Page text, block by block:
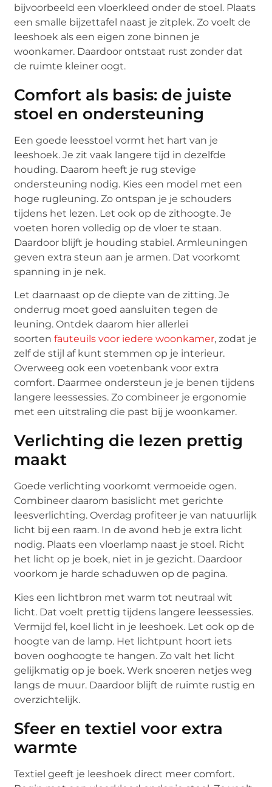
bijvoorbeeld een vloerkleed onder de stoel. Plaats
een smalle bijzettafel naast je zitplek. Zo voelt de
leeshoek als een eigen zone binnen je
woonkamer. Daardoor ontstaat rust zonder dat
de ruimte kleiner oogt.
Comfort als basis: de juiste
stoel en ondersteuning
Een goede leesstoel vormt het hart van je
leeshoek. Je zit vaak langere tijd in dezelfde
houding. Daarom heeft je rug stevige
ondersteuning nodig. Kies een model met een
hoge rugleuning. Zo ontspan je je schouders
tijdens het lezen. Let ook op de zithoogte. Je
voeten horen volledig op de vloer te staan.
Daardoor blijft je houding stabiel. Armleuningen
geven extra steun aan je armen. Dat voorkomt
spanning in je nek.
Let daarnaast op de diepte van de zitting. Je
onderrug moet goed aansluiten tegen de
leuning. Ontdek daarom hier allerlei
soortenfauteuils voor iedere woonkamer, zodat je
zelf de stijl af kunt stemmen op je interieur.
Overweeg ook een voetenbank voor extra
comfort. Daarmee ondersteun je je benen tijdens
langere leessessies. Zo combineer je ergonomie
met een uitstraling die past bij je woonkamer.
Verlichting die lezen prettig
maakt
Goede verlichting voorkomt vermoeide ogen.
Combineer daarom basislicht met gerichte
leesverlichting. Overdag profiteer je van natuurlijk
licht bij een raam. In de avond heb je extra licht
nodig. Plaats een vloerlamp naast je stoel. Richt
het licht op je boek, niet in je gezicht. Daardoor
voorkom je harde schaduwen op de pagina.
Kies een lichtbron met warm tot neutraal wit
licht. Dat voelt prettig tijdens langere leessessies.
Vermijd fel, koel licht in je leeshoek. Let ook op de
hoogte van de lamp. Het lichtpunt hoort iets
boven ooghoogte te hangen. Zo valt het licht
gelijkmatig op je boek. Werk snoeren netjes weg
langs de muur. Daardoor blijft de ruimte rustig en
overzichtelijk.
Sfeer en textiel voor extra
warmte
Textiel geeft je leeshoek direct meer comfort.